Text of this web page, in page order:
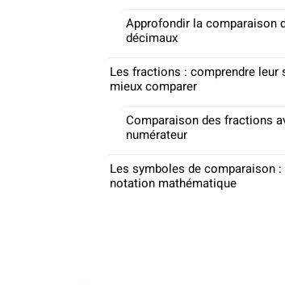
Approfondir la comparaison
décimaux
Les fractions : comprendre leur
mieux comparer
Comparaison des fractions
numérateur
Les symboles de comparaison
notation mathématique